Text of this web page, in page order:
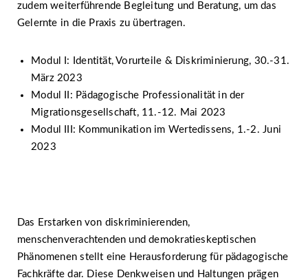
zudem weiterführende Begleitung und Beratung, um das
Gelernte in die Praxis zu übertragen.
Modul I: Identität, Vorurteile & Diskriminierung, 30.-31.
März 2023
Modul II: Pädagogische Professionalität in der
Migrationsgesellschaft, 11.-12. Mai 2023
Modul III: Kommunikation im Wertedissens, 1.-2. Juni
2023
Das Erstarken von diskriminierenden,
menschenverachtenden und demokratieskeptischen
Phänomenen stellt eine Herausforderung für pädagogische
Fachkräfte dar. Diese Denkweisen und Haltungen prägen